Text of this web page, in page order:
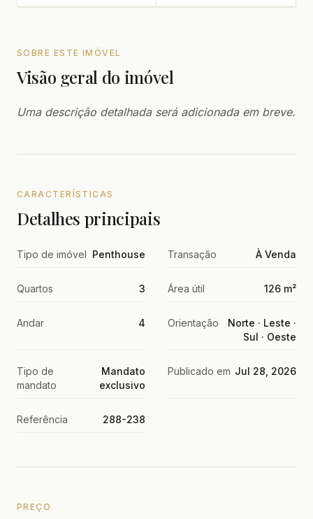
SOBRE ESTE IMÓVEL
Visão geral do imóvel
Uma descrição detalhada será adicionada em breve.
CARACTERÍSTICAS
Detalhes principais
Tipo de imóvel Penthouse Transação À Venda
Quartos 3 Área útil 126 m²
Andar 4 Orientação
Norte · Leste ·
Sul · Oeste
Tipo de
mandato
Mandato
exclusivo
Publicado em Jul 28, 2026
Referência 288-238
PREÇO